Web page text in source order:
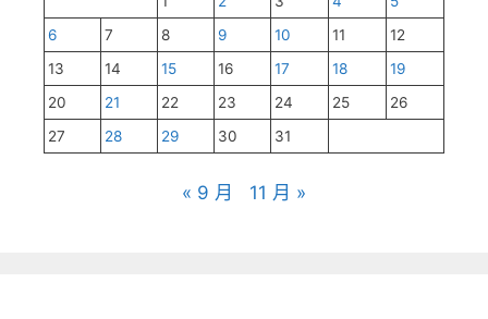
6
7 8 9 10 11
12
13
14 15 16 17 18
19
20
21 22 23 24 25
26
27
28 29 30 31
« 9 月 11 月 »